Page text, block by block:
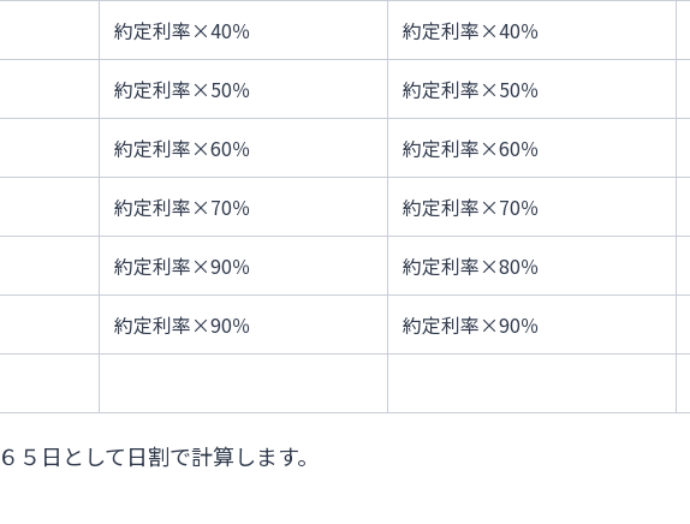
約定利率×40％ 約定利率×40％
約定利率×50％ 約定利率×50％
約定利率×60％ 約定利率×60％
約定利率×70％ 約定利率×70％
約定利率×90％ 約定利率×80％
約定利率×90％ 約定利率×90％
５日として日割で計算します。